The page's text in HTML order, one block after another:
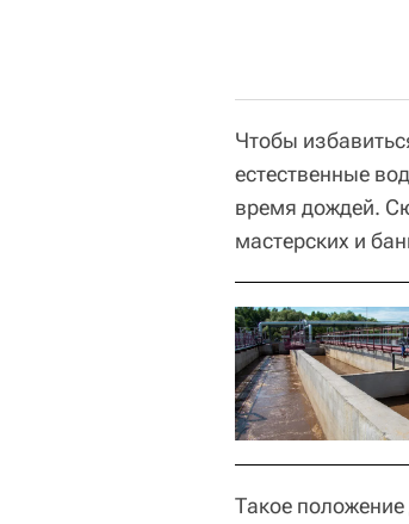
Чтобы
естественные
время дождей.
мастерских и
Такое